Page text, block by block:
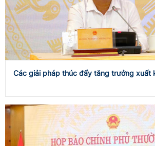
Các giải pháp thúc đẩy tăng trưởng xuất